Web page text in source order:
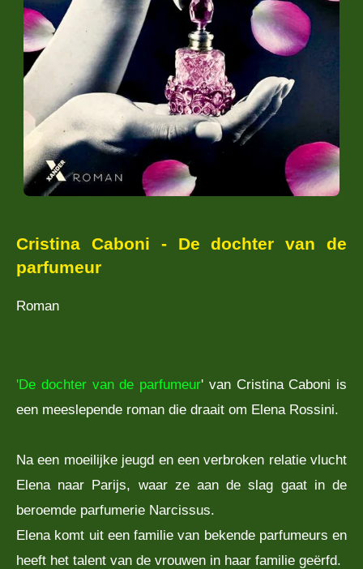
Cristina Caboni - De dochter van de
parfumeur
Roman
'De dochter van de parfumeur' van Cristina Caboni is
een meeslepende roman die draait om Elena Rossini.
Na een moeilijke jeugd en een verbroken relatie vlucht
Elena naar Parijs, waar ze aan de slag gaat in de
beroemde parfumerie Narcissus.
Elena komt uit een familie van bekende parfumeurs en
heeft het talent van de vrouwen in haar familie geërfd.